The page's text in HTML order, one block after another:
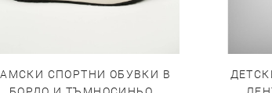
СПОРТНИ ОБУВКИ В